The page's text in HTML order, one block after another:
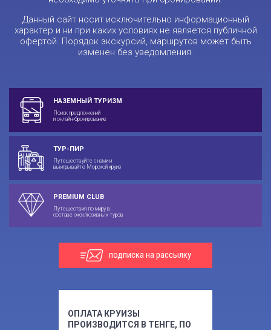
Данный сайт носит исключительно информационный
характер и ни при каких условиях не является публичной
офертой. Порядок экскурсий, маршрутов может быть
изменен без уведомления.
НАЗЕМНЫЙ ТУРИЗМ
Поиск предложений
и онлайн-бронирование
ТУР-ПИР
Путешествуйте с нами и
выигрывайте Морской круиз
PREMIUM CLUB
Путешествия по миру в
составе эксклюзивных туров
подписка на рассылку
ОПЛАТА КРУИЗЫ
ПРОИЗВОДИТСЯ В ТЕНГЕ, ПО